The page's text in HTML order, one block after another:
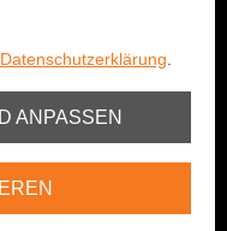
- 18:30 Uhr
Datenschutzerklärung
ANPASSEN